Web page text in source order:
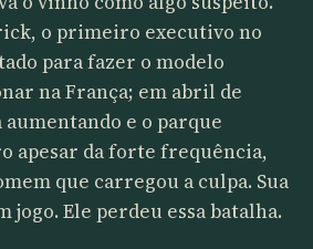
o primeiro executivo no
para fazer o modelo
na França; em abril de
aumentando e o parque
apesar da forte frequência,
que carregou a culpa. Sua
jogo. Ele perdeu essa batalha.